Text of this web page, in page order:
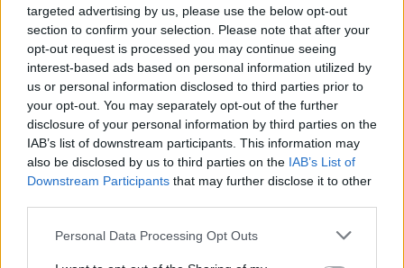
targeted advertising by us, please use the below opt-out
section to confirm your selection. Please note that after your
opt-out request is processed you may continue seeing
interest-based ads based on personal information utilized by
us or personal information disclosed to third parties prior to
your opt-out. You may separately opt-out of the further
disclosure of your personal information by third parties on the
IAB’s list of downstream participants. This information may
also be disclosed by us to third parties on the IAB’s List of
Downstream Participants that may further disclose it to other
Please note that this website/app uses one or more Google
Personal Data Processing Opt Outs
παραγωγικές διαδικασίες.
“Αυτές οι νέες τεχνολογίες και οι καινοτομίες βρίσκονται στο
επίκεντρο της ανταγωνιστικότητας της εταιρείας”, δήλωσε ο
κ. Sakamoto. “Θα αναπτυχθούν, σε παγκόσμια κλίμακα τα
επόμενα χρόνια, υποστηρίζοντας το μέλλον του Intelligent
Mobility της Nissan και ενισχύοντας την ηγετική μας θέση
στην τεχνολογία.”
αναπτύσσει η Nissan στα εργοστάσιά της.